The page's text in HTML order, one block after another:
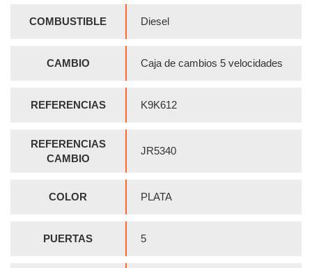
COMBUSTIBLE Diesel
CAMBIO Caja de cambios 5 velocidades
REFERENCIAS K9K612
REFERENCIAS
CAMBIO
JR5340
COLOR PLATA
PUERTAS 5